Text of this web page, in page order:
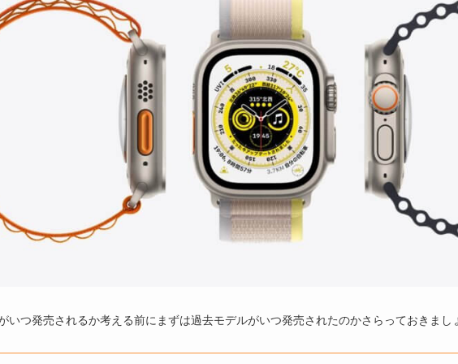
いつ発売されるか考える前にまずは過去モデルがいつ発売されたのかさらっておきまし